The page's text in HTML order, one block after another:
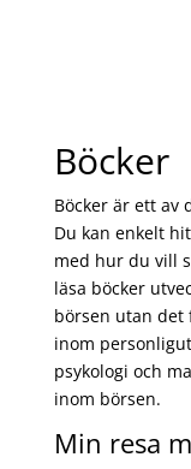
Böcker
Böcker är ett av
Du kan enkelt
med hur du vill
läsa böcker
börsen utan det
inom
psykologi och
inom börsen.
Min resa